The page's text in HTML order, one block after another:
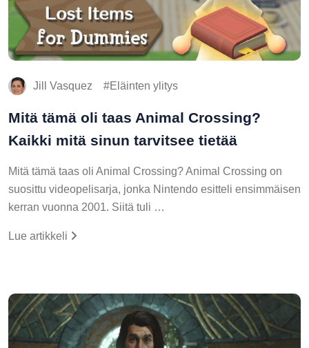
Jill Vasquez Eläinten ylitys
Mitä tämä oli taas Animal Crossing?
Kaikki mitä sinun tarvitsee tietää
Mitä tämä taas oli Animal Crossing? Animal Crossing on
suosittu videopelisarja, jonka Nintendo esitteli ensimmäisen
kerran vuonna 2001. Siitä tuli …
Lue artikkeli